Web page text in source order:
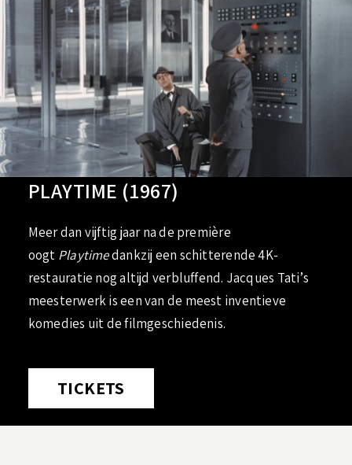
PLAYTIME (1967)
Meer dan vijftig jaar na de première
oogt Playtimedankzij een schitterende 4K-
restauratie nog altijd verbluffend. Jacques Tati’s
meesterwerk is een van de meest inventieve
komedies uit de filmgeschiedenis.
TICKETS